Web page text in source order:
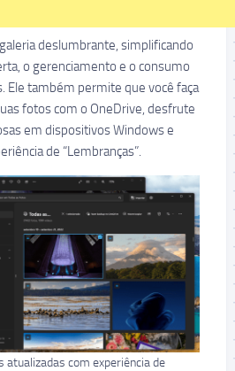
deslumbrante, simplificando
o gerenciamento e o consumo
Ele também permite que você faça
fotos com o OneDrive, desfrute
em dispositivos Windows e
de “Lembranças”.
atualizadas com experiência de